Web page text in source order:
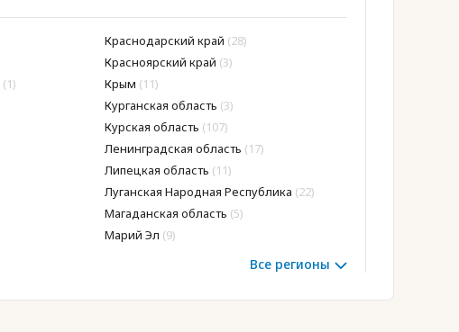
(1)
Краснодарский край (28)
Красноярский край (3)
Крым (11)
Курганская область (3)
Курская область (107)
Ленинградская область (17)
Липецкая область (11)
Луганская Народная Республика (22)
Магаданская область (5)
Марий Эл (9)
Все регионы